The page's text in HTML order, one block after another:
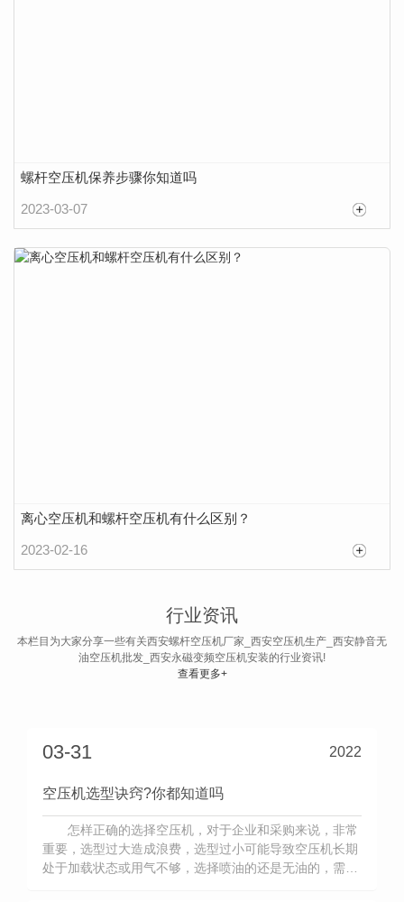
螺杆空压机保养步骤你知道吗
2023-03-07
离心空压机和螺杆空压机有什么区别？
2023-02-16
行业资讯
本栏目为大家分享一些有关西安螺杆空压机厂家_西安空压机生产_西安静音无
油空压机批发_西安永磁变频空压机安装的行业资讯!
查看更多+
空压机润滑油常见的三大污染物和检测方法
润滑油被誉为设备的血液，流淌在设备内部，对
设备起到润滑减磨、冷却、清洁和防锈等作用。润滑
油如果受到污染，会造成润滑失效，设备磨损加剧，
03-31 2022
空压机选型诀窍?你都知道吗
怎样正确的选择空压机，对于企业和采购来说，非常
重要，选型过大造成浪费，选型过小可能导致空压机长期
处于加载状态或用气不够，选择喷油的还是无油的，需要